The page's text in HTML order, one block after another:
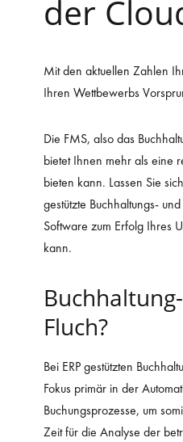
der
Mit den aktuellen Zahlen
Ihren Wettbewerbs
Die FMS, also das
bietet Ihnen mehr als eine
bieten kann. Lassen Sie
gestützte Buchhaltungs-
Software zum Erfolg Ihres
kann.
Fluch?
Bei ERP gestützten
Fokus primär in der
Buchungsprozesse, um
Zeit für die Analyse der